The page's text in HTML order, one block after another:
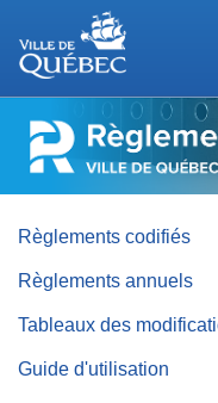
RÈGLEMENTS
DE
QUÉBEC
Règlements codifiés
Règlements annuels
Tableaux des
Guide d'utilisation